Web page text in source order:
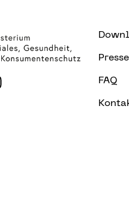
Presse
FAQ